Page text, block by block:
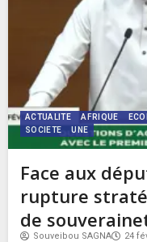
ACTUALITE AFRIQUE
SOCIETE
UNE
Face aux
rupture
de
Souveibou SAGNA 24